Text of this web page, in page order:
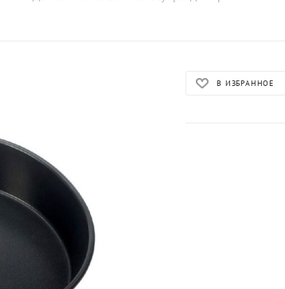
В ИЗБРАННОЕ